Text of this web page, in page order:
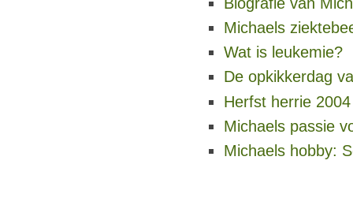
Michaels
Wat is leukemie?
De opkikkerdag
Herfst herrie 2004
Michaels passie
Michaels hobby: